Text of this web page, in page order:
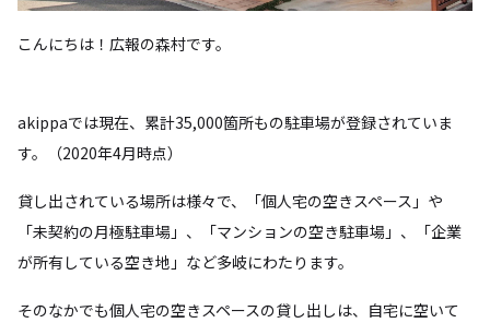
こんにちは！広報の森村です。
akippaでは現在、累計35,000箇所もの駐車場が登録されていま
す。（2020年4月時点）
貸し出されている場所は様々で、「個人宅の空きスペース」や
「未契約の月極駐車場」、「マンションの空き駐車場」、「企業
が所有している空き地」など多岐にわたります。
そのなかでも個人宅の空きスペースの貸し出しは、自宅に空いて